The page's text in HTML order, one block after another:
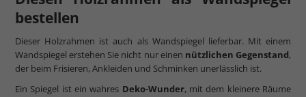
bestellen
Dieser Holzrahmen ist auch als Wandspiegel lieferbar. Mit einem
Wandspiegel erstehen Sie nicht nur einen nützlichen Gegenstand,
der beim Frisieren, Ankleiden und Schminken unerlässlich ist.
Ein Spiegel ist ein wahres Deko-Wunder, mit dem kleinere Räume